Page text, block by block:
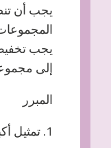
يجب أن
يجب
إلى
المبرر
1. تمثيل